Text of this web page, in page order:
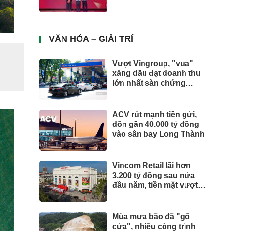
trụ, nắm giữ khối tài sản
hàng nghìn tỷ
VĂN HÓA – GIẢI TRÍ
Vượt Vingroup, "vua"
xăng dầu đạt doanh thu
lớn nhất sàn chứng
ACV rút mạnh tiền gửi,
dồn gần 40.000 tỷ đồng
vào sân bay Long Thành
Vincom Retail lãi hơn
3.200 tỷ đồng sau nửa
đầu năm, tiền mặt vượt
Mùa mưa bão đã "gõ
cửa", nhiều công trình